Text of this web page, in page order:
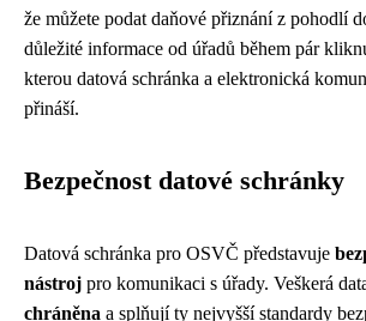
že můžete podat daňové přiznání z pohodlí
důležité informace od úřadů během pár
kterou datová schránka a elektronická
přináší.
Bezpečnost datové schránky
Datová schránka pro OSVČ představuje
nástroj pro komunikaci s úřady. Veškerá
chráněna a splňují ty nejvyšší standardy